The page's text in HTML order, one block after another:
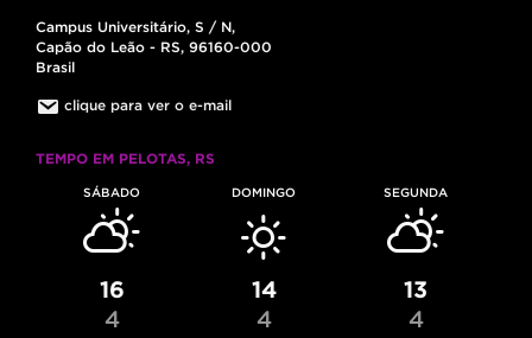
Campus Universitário, S / N,
Capão do Leão - RS, 96160-000
Brasil
clique para ver o e-mail
TEMPO EM PELOTAS, RS
SÁBADO
16
4
DOMINGO
14
4
SEGUNDA
13
4